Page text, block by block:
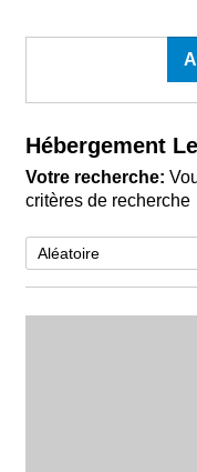
Hébergement
Votre recherche:
critères de recherche